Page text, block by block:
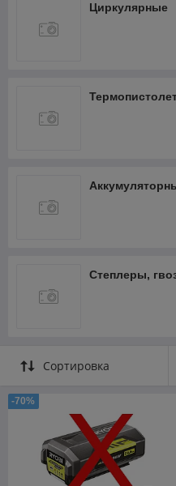
Циркулярные
Степлеры,
Сортировка
-70%